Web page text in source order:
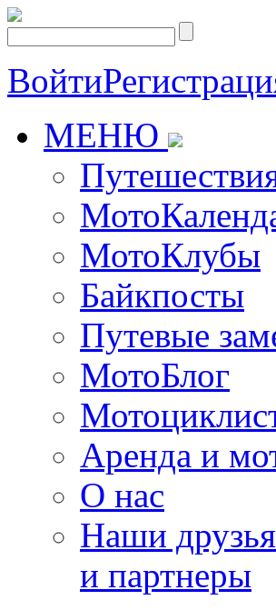
Войти
МЕНЮ
МотоКлубы
Байкпосты
Путевые
МотоБлог
Аренда и
О нас
Наши друзья
и партнеры